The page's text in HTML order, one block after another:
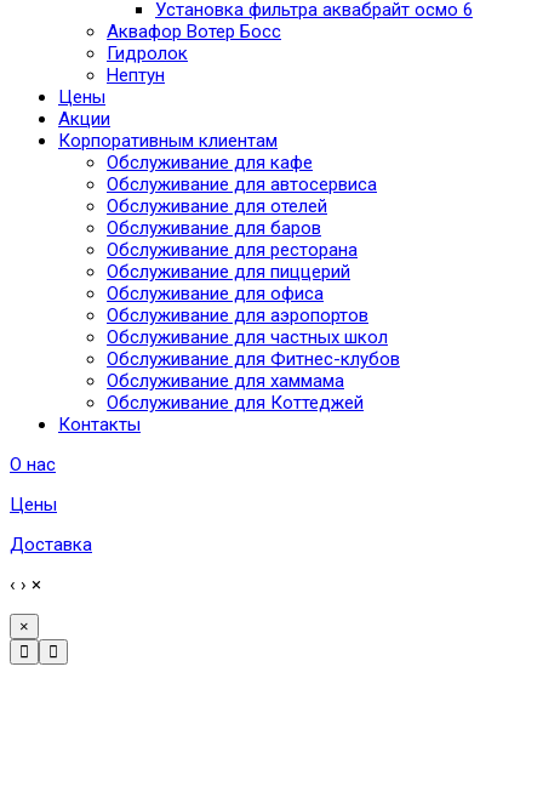
Установка фильтра аквабрайт осмо 6
Аквафор Вотер Босс
Гидролок
Нептун
Цены
Акции
Корпоративным клиентам
Обслуживание для кафе
Обслуживание для автосервиса
Обслуживание для отелей
Обслуживание для баров
Обслуживание для ресторана
Обслуживание для пиццерий
Обслуживание для офиса
Обслуживание для аэропортов
Обслуживание для частных школ
Обслуживание для Фитнес-клубов
Обслуживание для хаммама
Обслуживание для Коттеджей
Контакты
О нас
Цены
Доставка
‹ › ×
×